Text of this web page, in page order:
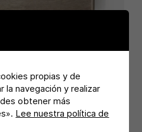
propias y de
la navegación y realizar
obtener más
Lee nuestra política de